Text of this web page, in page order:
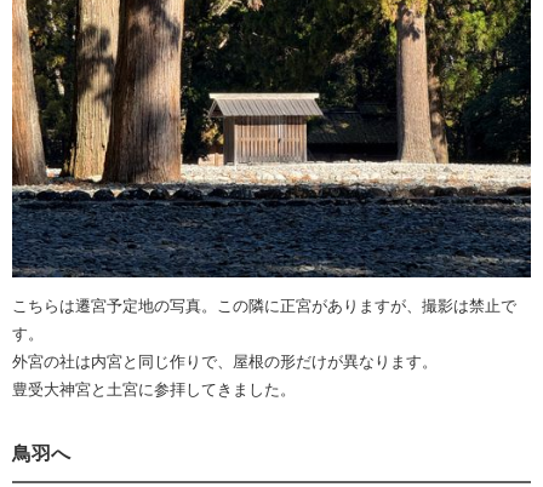
こちらは遷宮予定地の写真。この隣に正宮がありますが、撮影は禁止で
す。
外宮の社は内宮と同じ作りで、屋根の形だけが異なります。
豊受大神宮と土宮に参拝してきました。
鳥羽へ